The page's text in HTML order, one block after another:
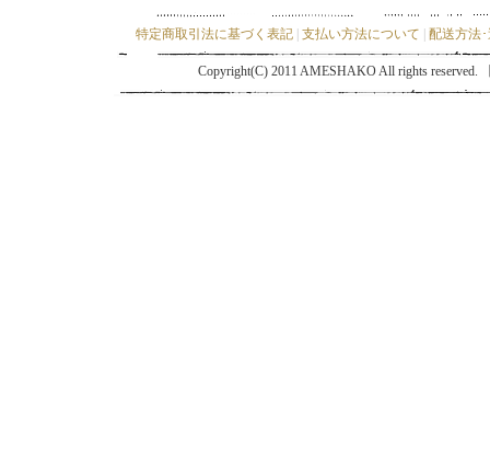
特定商取引法に基づく表記 支払い方法について 配送方法
Copyright(C) 2011 AMESHAKO All rights